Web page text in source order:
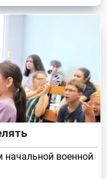
начальной военной